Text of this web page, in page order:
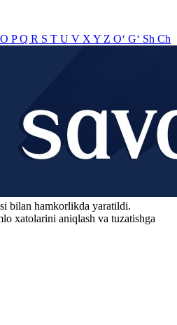
O PQ R S T U V X Y Z O‘ G‘ Sh Ch
bilan hamkorlikda yaratildi.
xatolarini aniqlash va tuzatishga